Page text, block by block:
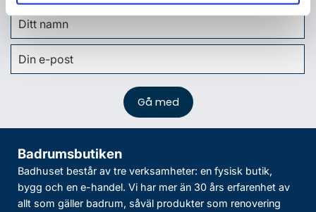
Badrumsbutiken
Badhuset består av tre verksamheter: en fysisk butik,
bygg och en e-handel. Vi har mer än 30 års erfarenhet av
allt som gäller badrum, såväl produkter som renovering